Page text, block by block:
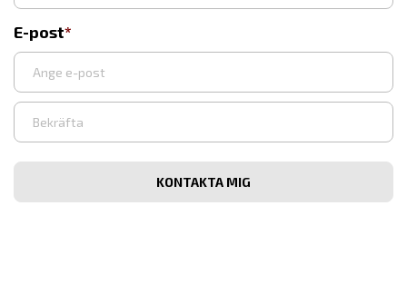
E-post
Ange
e-
Bekräfta
post